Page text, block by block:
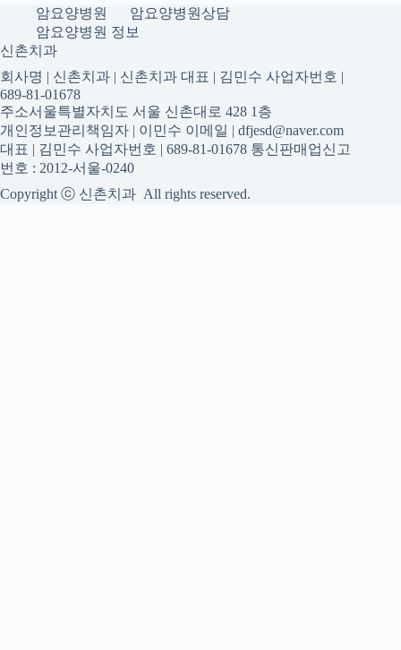
암요양병원
암요양병원상담
암요양병원 정보
신촌치과
회사명 | 신촌치과 | 신촌치과 대표 | 김민수 사업자번호 |
689-81-01678
주소서울특별자치도 서울 신촌대로 428 1층
개인정보관리책임자 | 이민수 이메일 | dfjesd@naver.com
대표 | 김민수 사업자번호 | 689-81-01678 통신판매업신고
번호 : 2012-서울-0240
Copyright ⓒ 신촌치과 All rights reserved.